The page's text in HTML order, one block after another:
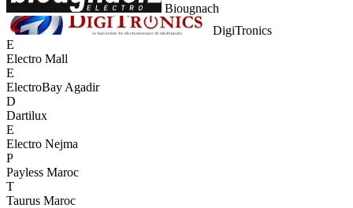
Biougnach
DigiTronics
E
Electro Mall
E
ElectroBay Agadir
D
Dartilux
E
Electro Nejma
P
Payless Maroc
T
Taurus Maroc